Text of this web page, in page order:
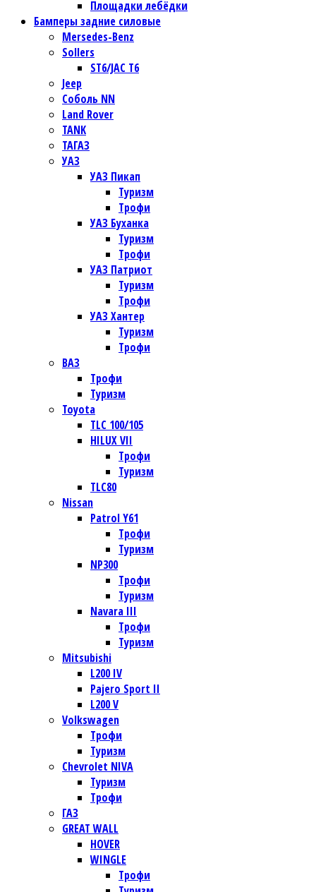
Площадки лебёдки
Бамперы задние силовые
Mersedes-Benz
Sollers
ST6/JAC T6
Jeep
Соболь NN
Land Rover
TANK
ТАГАЗ
УАЗ
УАЗ Пикап
Туризм
Трофи
УАЗ Буханка
Туризм
Трофи
УАЗ Патриот
Туризм
Трофи
УАЗ Хантер
Туризм
Трофи
ВАЗ
Трофи
Туризм
Toyota
TLC 100/105
HILUX VII
Трофи
Туризм
TLC80
Nissan
Patrol Y61
Трофи
Туризм
NP300
Трофи
Туризм
Navara III
Трофи
Туризм
Mitsubishi
L200 IV
Pajero Sport II
L200 V
Volkswagen
Трофи
Туризм
Chevrolet NIVA
Туризм
Трофи
ГАЗ
GREAT WALL
HOVER
WINGLE
Трофи